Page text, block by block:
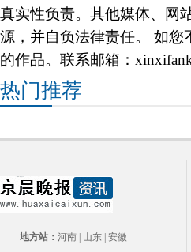
真实性负责。其他媒体、网
源，并自负法律责任。 如
的作品。联系邮箱：
热门推荐
地方站： 河南 山东 安徽